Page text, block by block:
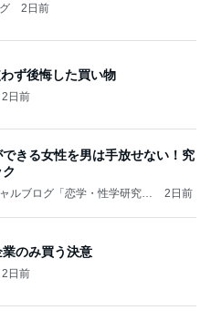
2日前
ず後悔した買い物
2日前
できる女性を男は手放せない！究
ルブログ「恋学・性学研究
2日前
のみ買う決意
2日前